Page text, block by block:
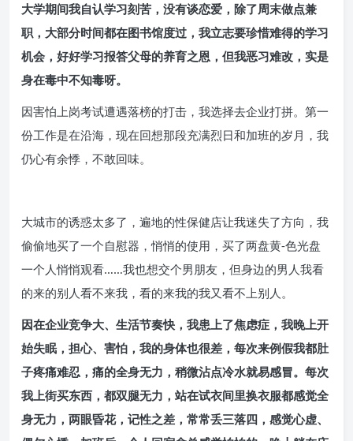
大学期间我自认学习刻苦，没有谈恋爱，除了周末做点兼
职，大部分时间都在图书馆度过，我立志要珍惜难得的学习
机会，好好学习报答父母的养育之恩，但我恶习难改，实是
身在毒中不知毒呀。
因害怕上岗考试遭遇落榜的打击，我选择去企业打拼。第一
份工作是在沿海，现在回想那段充满烈日和加班的岁月，我
仍心有余悸，不敢回味。
大城市的诱惑太多了，遍地的性保健店让我迷失了方向，我
偷偷地买了一个自慰器，悄悄的使用，买了两盘黄-色光盘
一个人悄悄观看……我也想交个男朋友，但身边的男人我看
的来的别人看不来我，看的来我的我又看不上别人。
因在企业竞争大、生活节奏快，我患上了焦虑症，我晚上开
始失眠，担心、害怕，我的身体也很差，每次来例假我都肚
子疼痛难忍，痛的全身无力，稍微沾点冷水就易感冒。每次
我上街买东西，都双腿无力，站在试衣间里换衣服都感觉全
身无力，两眼昏花，记性之差，常常丢三落四，感觉心虚、